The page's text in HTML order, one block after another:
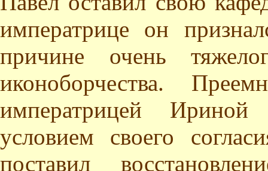
императрице он
причине очень
иконоборчества.
императрицей
условием своего
поставил